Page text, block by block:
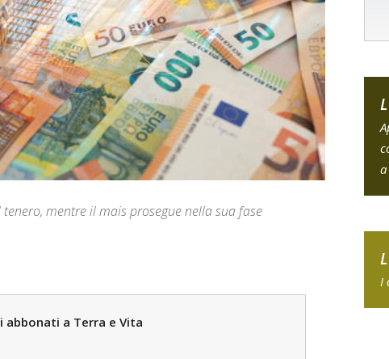
mentre il mais prosegue nella sua fase
a Terra e Vita
I